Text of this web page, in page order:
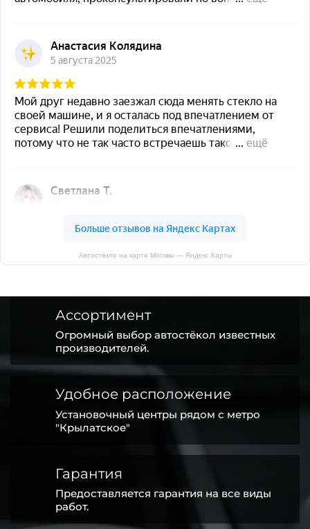
Автостекло на карте Москвы — Яндекс Карты
Ассортимент
Огромный выбор автостёкол известных
производителей.
Удобное расположение
Установочный центры рядом с метро
"Крылатское"
Гарантия
Предоставляется гарантия на все виды
работ.